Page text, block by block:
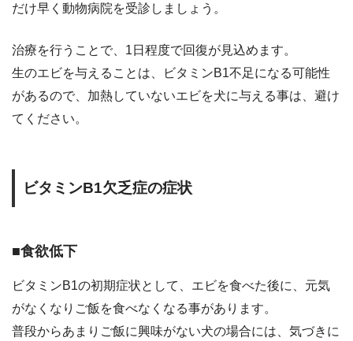
だけ早く動物病院を受診しましょう。
治療を行うことで、1日程度で回復が見込めます。
生のエビを与えることは、ビタミンB1不足になる可能性
があるので、加熱していないエビを犬に与える事は、避け
てください。
ビタミンB1欠乏症の症状
■食欲低下
ビタミンB1の初期症状として、エビを食べた後に、元気
がなくなりご飯を食べなくなる事があります。
普段からあまりご飯に興味がない犬の場合には、気づきに